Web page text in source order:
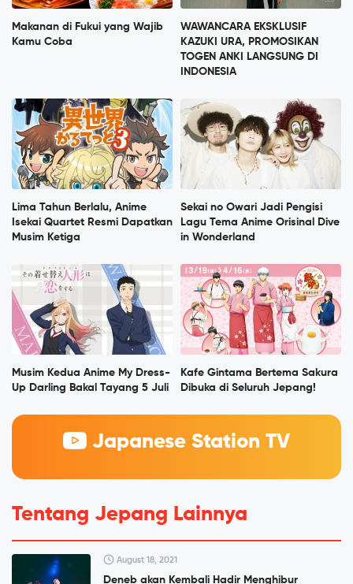
Makanan di Fukui yang Wajib
Kamu Coba
WAWANCARA EKSKLUSIF
KAZUKI URA, PROMOSIKAN
TOGEN ANKI LANGSUNG DI
INDONESIA
Lima Tahun Berlalu, Anime
Isekai Quartet Resmi Dapatkan
Musim Ketiga
Sekai no Owari Jadi Pengisi
Lagu Tema Anime Orisinal Dive
in Wonderland
Musim Kedua Anime My Dress-
Up Darling Bakal Tayang 5 Juli
Kafe Gintama Bertema Sakura
Dibuka di Seluruh Jepang!
Japanese Station TV
Tentang Jepang Lainnya
August 18, 2021
Deneb akan Kembali Hadir Menghibur